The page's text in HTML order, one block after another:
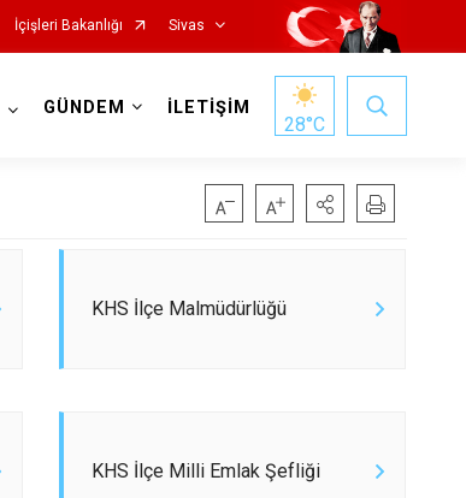
İçişleri Bakanlığı Sivas
Şarkışla
GÜNDEM İLETİŞİM
28°C
KHS İlçe Malmüdürlüğü
KHS İlçe Milli Emlak Şefliği